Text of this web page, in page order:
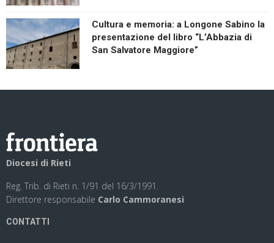
Cultura e memoria: a Longone Sabino la
presentazione del libro “L’Abbazia di
San Salvatore Maggiore”
Diocesi di Rieti
Reg. Trib. di Rieti n. 1/91 del 16/3/1991.
Direttore responsabile Carlo Cammoranesi
CONTATTI